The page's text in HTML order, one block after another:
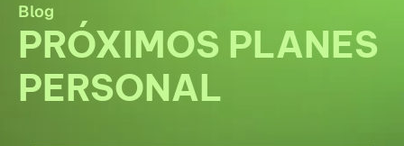
Blog
PRÓXIMOS PLANES
PERSONAL